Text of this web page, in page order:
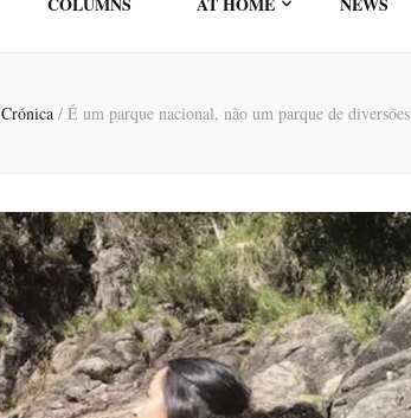
Crónica / É um parque nacional, não um parque de diversões